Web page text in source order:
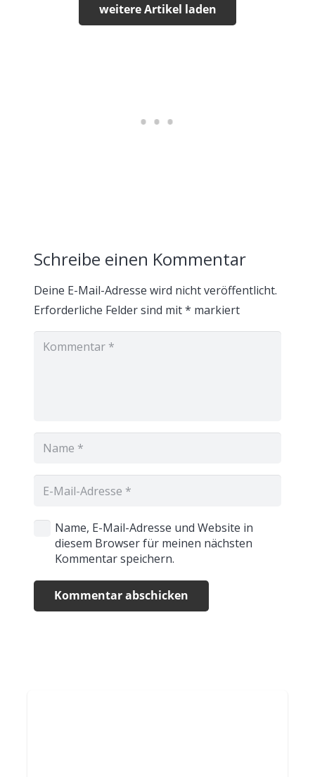
weitere Artikel laden
Schreibe einen Kommentar
Deine E-Mail-Adresse wird nicht veröffentlicht.
Erforderliche Felder sind mit* markiert
Name, E-Mail-Adresse und Website in
diesem Browser für meinen nächsten
Kommentar speichern.
Kommentar abschicken